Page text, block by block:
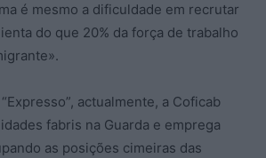
é mesmo a dificuldade em recrutar
do que 20% da força de trabalho
actualmente, a Coficab
fabris na Guarda e emprega
as posições cimeiras das